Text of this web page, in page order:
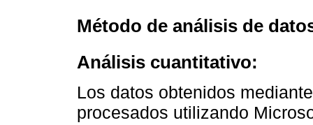
Método de análisis de
Análisis cuantitativo:
Los datos obtenidos
procesados utilizando